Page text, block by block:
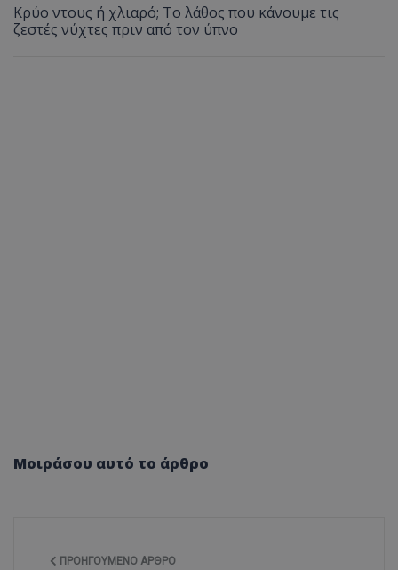
Κρύο ντους ή χλιαρό; Το λάθος που κάνουμε τις
ζεστές νύχτες πριν από τον ύπνο
Μοιράσου αυτό το άρθρο
ΠΡΟΗΓΟΎΜΕΝΟ ΆΡΘΡΟ